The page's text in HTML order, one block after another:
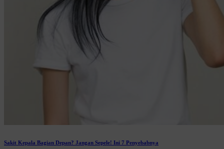
Sakit Kepala Bagian Depan? Jangan Sepele! Ini 7 Penyebabnya